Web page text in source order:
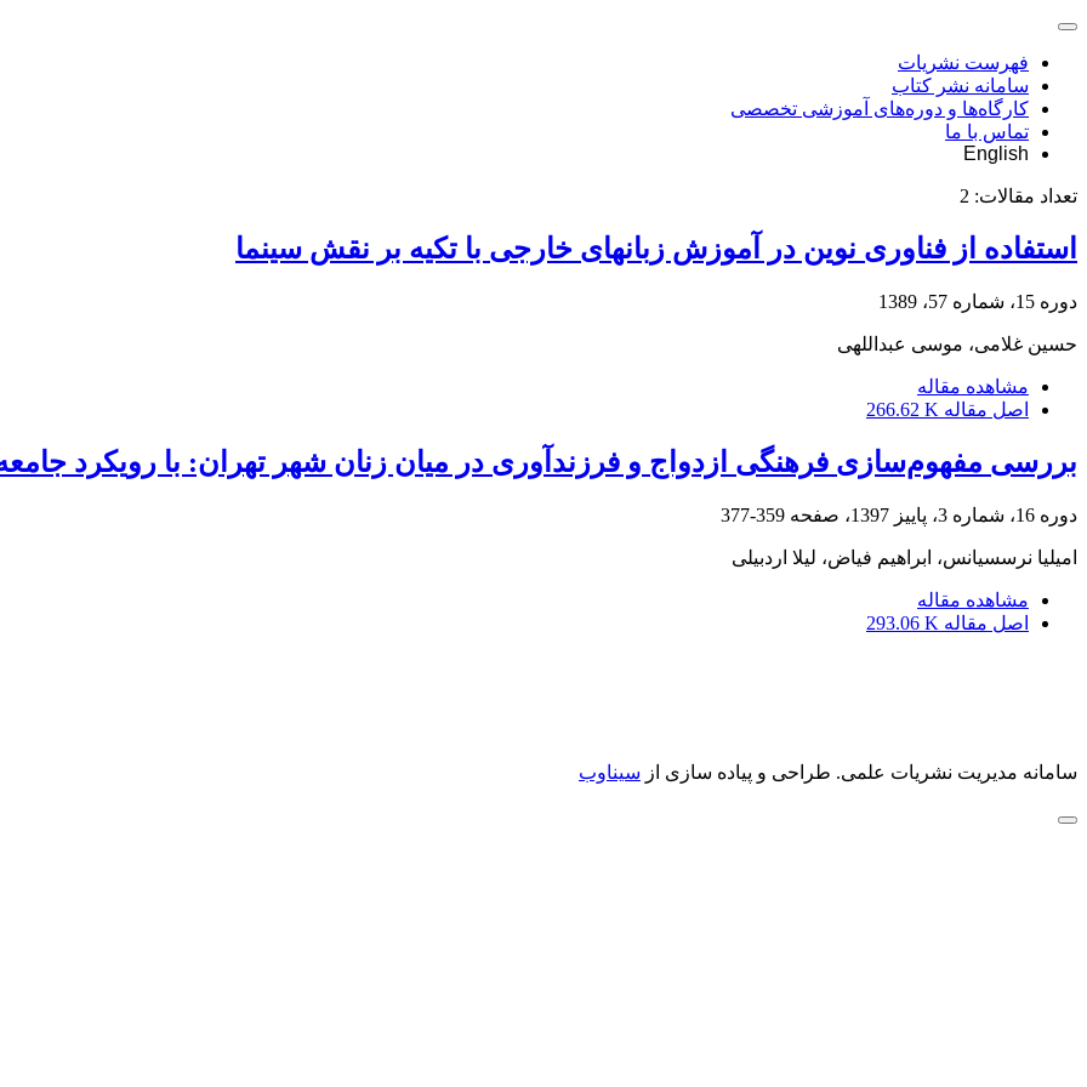
فهرست نشریات
سامانه نشر کتاب
کارگاه‌ها و دوره‌های آموزشی تخصصی
تماس با ما
English
تعداد مقالات: 2
استفاده از فناوری نوین در آموزش زبانهای خارجی با تکیه بر نقش سینما
دوره 15، شماره 57، 1389
حسین غلامی، موسی عبداللهی
مشاهده مقاله
اصل مقاله 266.62 K
بررسی مفهوم‌سازی فرهنگی ازدواج و فرزندآوری در میان زنان شهر تهران: با رویکرد
دوره 16، شماره 3، پاییز 1397، صفحه 359-377
امیلیا نرسسیانس، ابراهیم فیاض، لیلا اردبیلی
مشاهده مقاله
اصل مقاله 293.06 K
سامانه مدیریت نشریات علمی. طراحی و پیاده سازی از سیناوب